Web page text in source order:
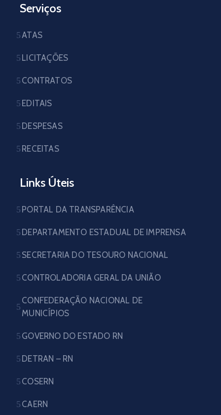
Serviços
ATAS
LICITAÇÕES
CONTRATOS
EDITAIS
DESPESAS
RECEITAS
Links Úteis
PORTAL DA TRANSPARÊNCIA
DEPARTAMENTO ESTADUAL DE IMPRENSA
SECRETARIA DO TESOURO NACIONAL
CONTROLADORIA GERAL DA UNIÃO
CONFEDERAÇÃO NACIONAL DE
MUNICÍPIOS
GOVERNO DO ESTADO RN
DETRAN – RN
COSERN
CAERN